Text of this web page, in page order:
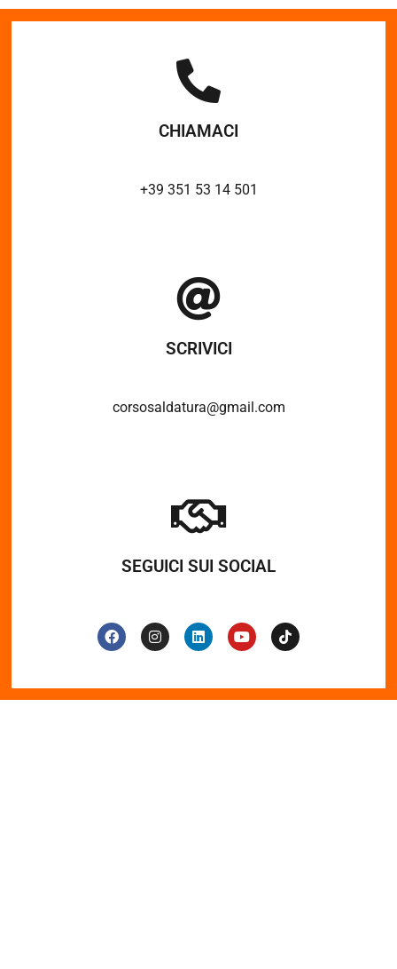
CHIAMACI
+39 351 53 14 501
SCRIVICI
corsosaldatura@gmail.com
SEGUICI SUI SOCIAL